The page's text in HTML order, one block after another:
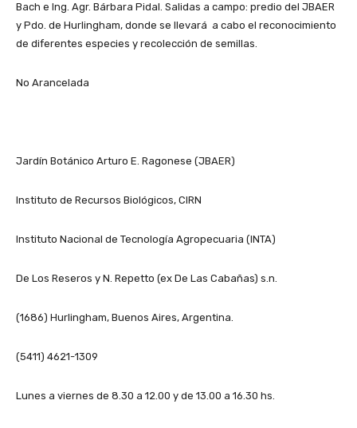
Bach e Ing. Agr. Bárbara Pidal. Salidas a campo: predio del JBAER
y Pdo. de Hurlingham, donde se llevará a cabo el reconocimiento
de diferentes especies y recolección de semillas.
No Arancelada
Jardín Botánico Arturo E. Ragonese (JBAER)
Instituto de Recursos Biológicos, CIRN
Instituto Nacional de Tecnología Agropecuaria (INTA)
De Los Reseros y N. Repetto (ex De Las Cabañas) s.n.
(1686) Hurlingham, Buenos Aires, Argentina.
(5411) 4621-1309
Lunes a viernes de 8.30 a 12.00 y de 13.00 a 16.30 hs.